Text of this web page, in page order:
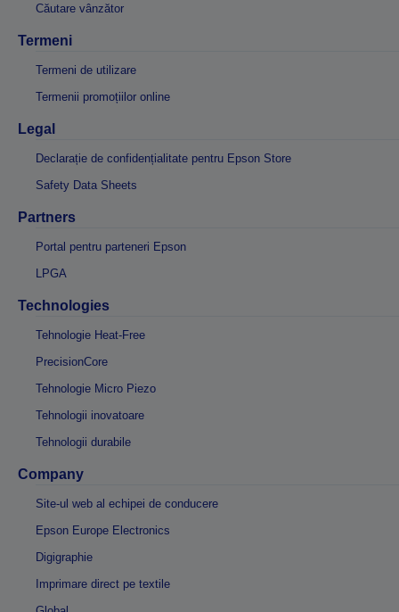
Căutare vânzător
Termeni
Termeni de utilizare
Termenii promoțiilor online
Legal
Declarație de confidențialitate pentru Epson Store
Safety Data Sheets
Partners
Portal pentru parteneri Epson
LPGA
Technologies
Tehnologie Heat-Free
PrecisionCore
Tehnologie Micro Piezo
Tehnologii inovatoare
Tehnologii durabile
Company
Site-ul web al echipei de conducere
Epson Europe Electronics
Digigraphie
Imprimare direct pe textile